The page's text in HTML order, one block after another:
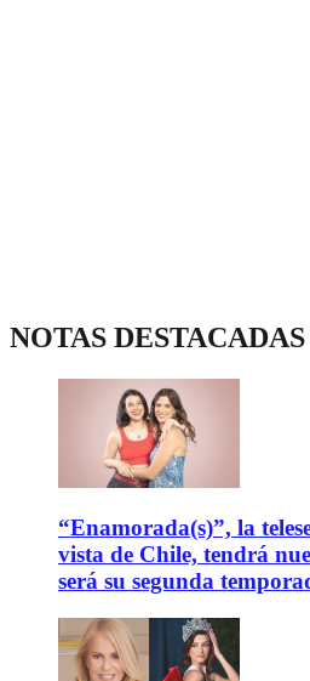
NOTAS DESTACADAS
“Enamorada(s)”, la
vista de Chile, tendrá
será su segunda